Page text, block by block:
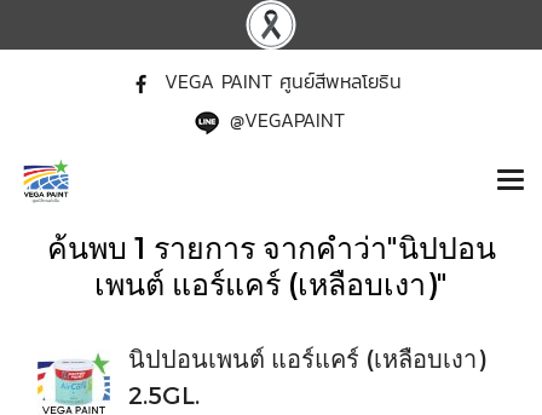
VEGA PAINT ศูนย์สีพหลโยธิน
@VEGAPAINT
ค้นพบ 1 รายการ จากคำว่า"นิปปอน
เพนต์ แอร์แคร์ (เหลือบเงา)"
นิปปอนเพนต์ แอร์แคร์ (เหลือบเงา)
2.5GL.